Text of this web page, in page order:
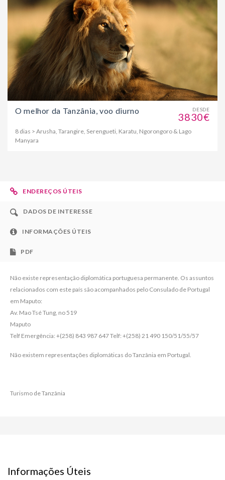
DESDE
3830€
O melhor da Tanzânia, voo diurno
8 dias > Arusha, Tarangire, Serengueti, Karatu, Ngorongoro & Lago
Manyara
ENDEREÇOS ÚTEIS
DADOS DE INTERESSE
INFORMAÇÕES ÚTEIS
PDF
Não existe representação diplomática portuguesa permanente. Os assuntos
relacionados com este país são acompanhados pelo Consulado de Portugal
em Maputo:
Av. Mao Tsé Tung, no 519
Maputo
Telf Emergência: +(258) 843 987 647 Telf: +(258) 21 490 150/51/55/57
Não existem representações diplomáticas do Tanzânia em Portugal.
Turismo de Tanzânia
Informações Úteis